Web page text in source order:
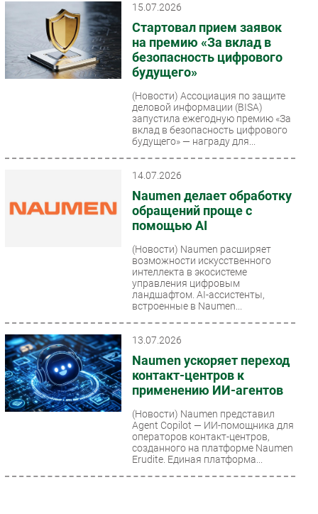
15.07.2026
Стартовал прием заявок
на премию «За вклад в
безопасность цифрового
будущего»
(Новости) Ассоциация по защите
деловой информации (BISA)
запустила ежегодную премию «За
вклад в безопасность цифрового
будущего» — награду для...
14.07.2026
Naumen делает обработку
обращений проще с
помощью AI
(Новости) Naumen расширяет
возможности искусственного
интеллекта в экосистеме
управления цифровым
ландшафтом. AI-ассистенты,
встроенные в Naumen...
13.07.2026
Naumen ускоряет переход
контакт-центров к
применению ИИ-агентов
(Новости) Naumen представил
Agent Copilot — ИИ-помощника для
операторов контакт-центров,
созданного на платформе Naumen
Erudite. Единая платформа...